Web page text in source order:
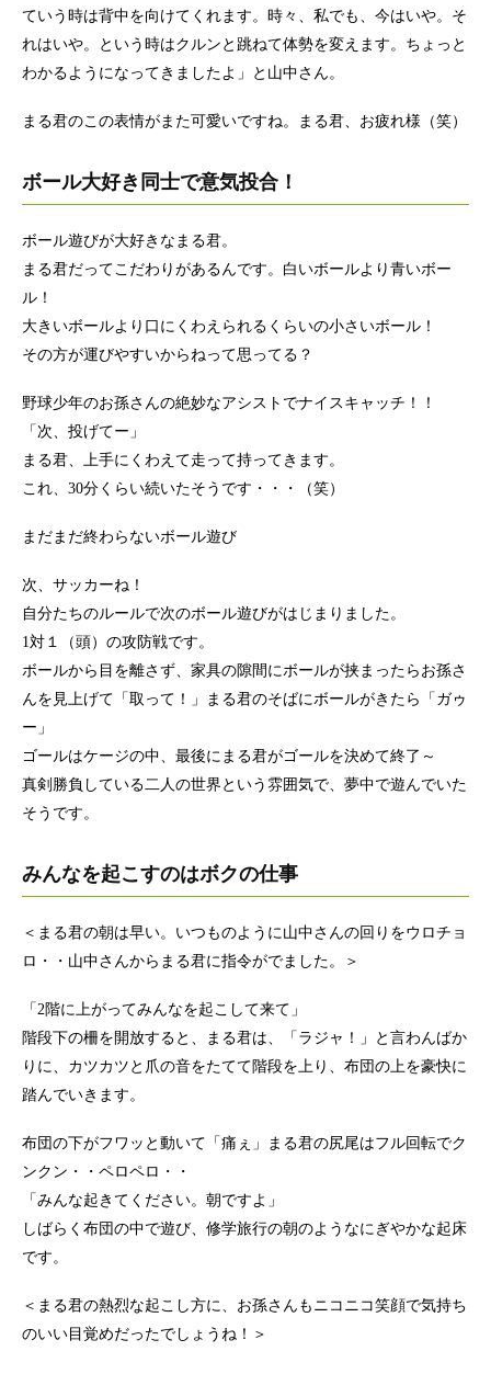
ていう時は背中を向けてくれます。時々、私でも、今はいや。そ
れはいや。という時はクルンと跳ねて体勢を変えます。ちょっと
わかるようになってきましたよ」と山中さん。
まる君のこの表情がまた可愛いですね。まる君、お疲れ様（笑）
ボール大好き同士で意気投合！
ボール遊びが大好きなまる君。
まる君だってこだわりがあるんです。白いボールより青いボー
ル！
大きいボールより口にくわえられるくらいの小さいボール！
その方が運びやすいからねって思ってる？
野球少年のお孫さんの絶妙なアシストでナイスキャッチ！！
「次、投げてー」
まる君、上手にくわえて走って持ってきます。
これ、30分くらい続いたそうです・・・（笑）
まだまだ終わらないボール遊び
次、サッカーね！
自分たちのルールで次のボール遊びがはじまりました。
1対１（頭）の攻防戦です。
ボールから目を離さず、家具の隙間にボールが挟まったらお孫さ
んを見上げて「取って！」まる君のそばにボールがきたら「ガゥ
ー」
ゴールはケージの中、最後にまる君がゴールを決めて終了～
真剣勝負している二人の世界という雰囲気で、夢中で遊んでいた
そうです。
みんなを起こすのはボクの仕事
＜まる君の朝は早い。いつものように山中さんの回りをウロチョ
ロ・・山中さんからまる君に指令がでました。＞
「2階に上がってみんなを起こして来て」
階段下の柵を開放すると、まる君は、「ラジャ！」と言わんばか
りに、カツカツと爪の音をたてて階段を上り、布団の上を豪快に
踏んでいきます。
布団の下がフワッと動いて「痛ぇ」まる君の尻尾はフル回転でク
ンクン・・ペロペロ・・
「みんな起きてください。朝ですよ」
しばらく布団の中で遊び、修学旅行の朝のようなにぎやかな起床
です。
＜まる君の熱烈な起こし方に、お孫さんもニコニコ笑顔で気持ち
のいい目覚めだったでしょうね！＞